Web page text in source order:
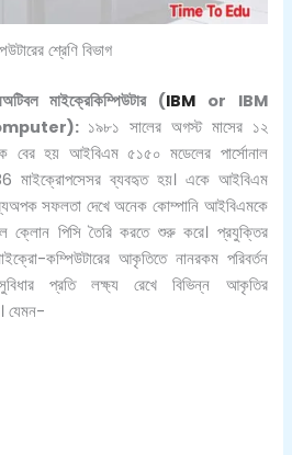
শ্রেণি বিভাগ
মাইক্রেকিম্পিউটার (IBM or IBM
১৯৮১ সালের অগস্ট মাসের ১২
বের হয় আইবিএম ৫১৫০ মডেলের পার্সোনাল
মাইক্রোপসেসর ব্যবহৃত হয়। একে আইবিএম
সফলতা দেখে অনেক কোম্পানি আইবিএমকে
ক্লোন পিসি তৈরি করতে শুরু করে। প্রযুক্তির
কম্পিউটারের আকৃতিতে নানরকম পরিবর্তন
প্রতি লক্ষ্য রেখে বিভিন্ন আকৃতির
যেমন-